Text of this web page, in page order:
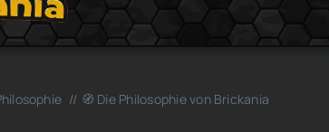
🧭 Die Philosophie von Brickania